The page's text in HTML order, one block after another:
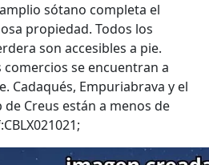
sótano completa el
propiedad. Todos los
son accesibles a pie.
comercios se encuentran a
Cadaqués, Empuriabrava y el
Creus están a menos de